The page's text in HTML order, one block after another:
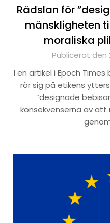
Rädslan för
mänskligheten
moraliska
Publicerat den
I en artikel i Epoch
rör sig på etikens
”designade
konsekvenserna av